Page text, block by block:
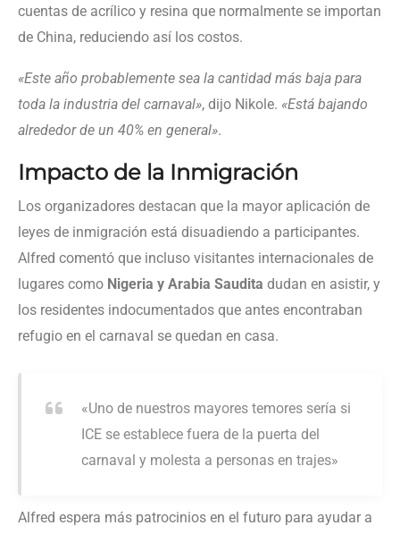
cuentas de acrílico y resina que normalmente se importan
de China, reduciendo así los costos.
«Este año probablemente sea la cantidad más baja para
toda la industria del carnaval», dijo Nikole. «Está bajando
alrededor de un 40% en general».
Impacto de la Inmigración
Los organizadores destacan que la mayor aplicación de
leyes de inmigración está disuadiendo a participantes.
Alfred comentó que incluso visitantes internacionales de
lugares como Nigeria y Arabia Saudita dudan en asistir, y
los residentes indocumentados que antes encontraban
refugio en el carnaval se quedan en casa.
«Uno de nuestros mayores temores sería si
ICE se establece fuera de la puerta del
carnaval y molesta a personas en trajes»
Alfred espera más patrocinios en el futuro para ayudar a